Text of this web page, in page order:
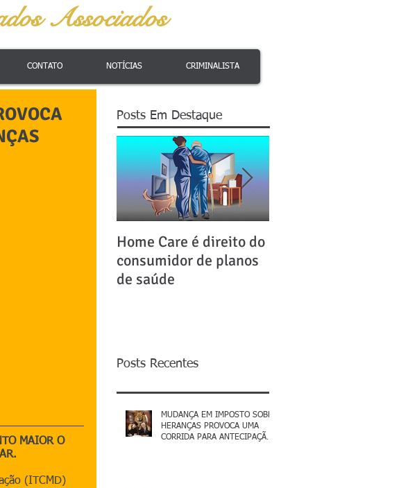
Associados
CONTATO NOTÍCIAS CRIMINALISTA
MAIOR O
(ITCMD)
Posts Em Destaque
Home Care é direito do
consumidor de planos
de saúde
Posts Recentes
MUDANÇA EM IMPOSTO SOBRE
HERANÇAS PROVOCA UMA
CORRIDA PARA ANTECIPAÇÃO